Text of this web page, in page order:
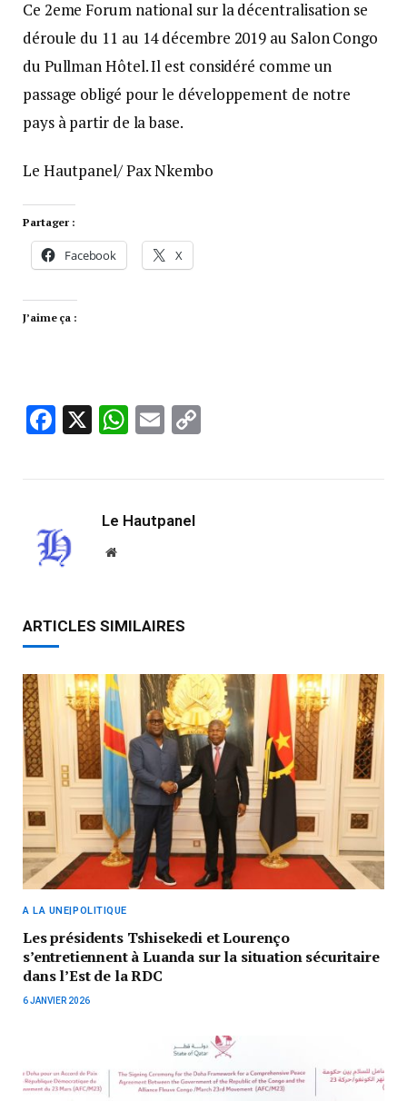
Ce 2eme Forum national sur la décentralisation se
déroule du 11 au 14 décembre 2019 au Salon Congo
du Pullman Hôtel. Il est considéré comme un
passage obligé pour le développement de notre
pays à partir de la base.
Le Hautpanel/ Pax Nkembo
Partager :
Facebook X
J’aime ça :
Facebook
X WhatsApp
Email
Le Hautpanel
Website
ARTICLES SIMILAIRES
A LA UNE|POLITIQUE
Les présidents Tshisekedi et Lourenço
s’entretiennent à Luanda sur la situation sécuritaire
dans l’Est de la RDC
6 JANVIER 2026